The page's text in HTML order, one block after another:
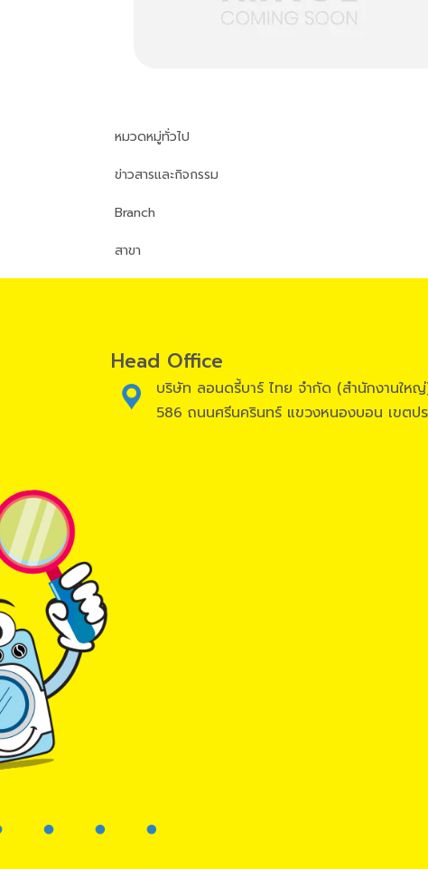
หมวดหมู่ทั่วไป
ข่าวสารและกิจกรรม
Branch
สาขา
Head Office
บริษัท ลอนดรี้บาร์ ไทย จำกัด (สำนักงานให
586 ถนนศรีนครินทร์ แขวงหนองบอน เขตป